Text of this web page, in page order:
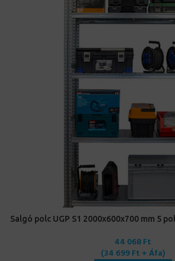
Salgó polc UGP S1 2000x600x700 mm 5
44 068Ft
(34 699Ft + Áfa)